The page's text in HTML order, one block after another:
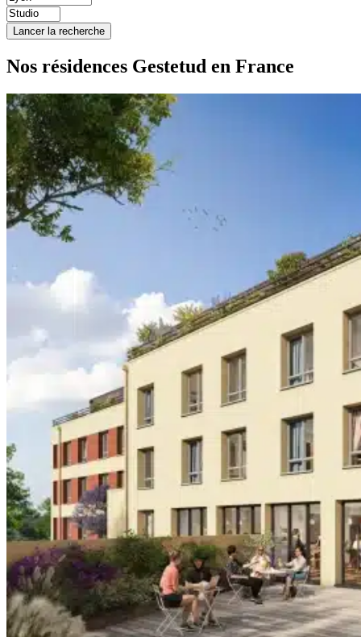
Lancer la recherche
Nos résidences Gestetud en France